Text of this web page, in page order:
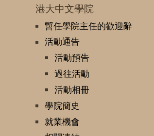
港大中文學院
暫任學院主任的歡迎辭
活動通告
活動預告
過往活動
活動相冊
學院簡史
就業機會